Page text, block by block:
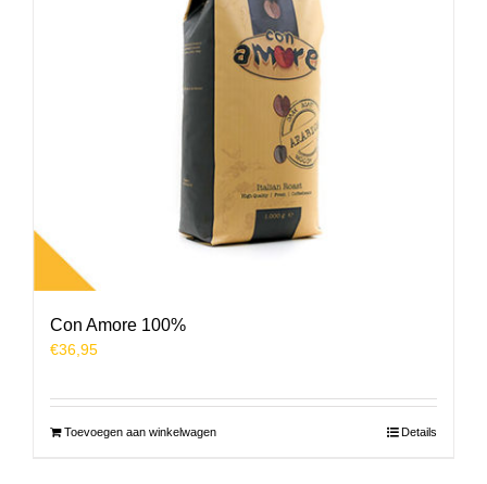
Con Amore 100%
€36,95
Toevoegen aan winkelwagen Details